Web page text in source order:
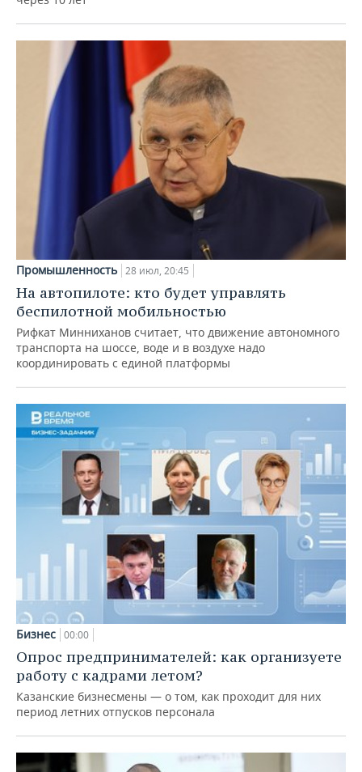
Промышленность 28 июл, 20:45
На автопилоте: кто будет управлять
беспилотной мобильностью
Рифкат Минниханов считает, что движение автономного
транспорта на шоссе, воде и в воздухе надо
координировать с единой платформы
Бизнес 00:00
Опрос предпринимателей: как организуете
работу с кадрами летом?
Казанские бизнесмены — о том, как проходит для них
период летних отпусков персонала